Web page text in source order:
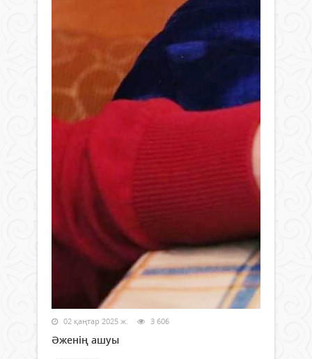
02 қаңтар 2025 ж. 3 606
Әженің ашуы